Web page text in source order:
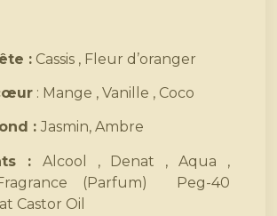
: Cassis , Fleur d’oranger
: Mange , Vanille , Coco
:Jasmin, Ambre
: Alcool , Denat , Aqua ,
(Parfum) Peg-40
Castor Oil